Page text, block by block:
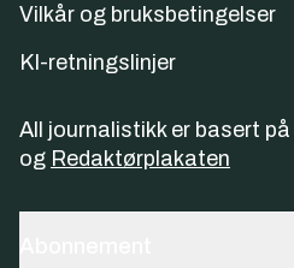
Vilkår og bruksbetingelser
KI-retningslinjer
All journalistikk er basert på
og Redaktørplakaten